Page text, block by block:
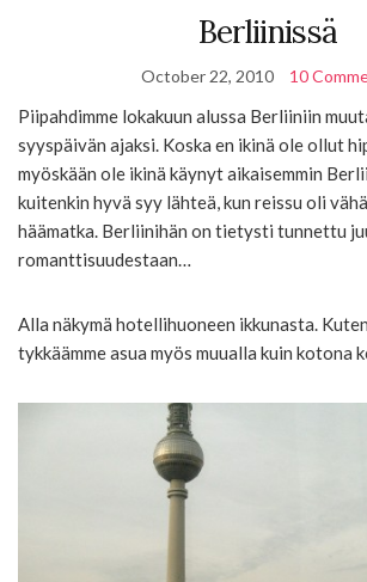
Berliinissä
October 22, 2010 10
Piipahdimme lokakuun alussa Berliiniin
syyspäivän ajaksi. Koska en ikinä ole ollut
myöskään ole ikinä käynyt aikaisemmin
kuitenkin hyvä syy lähteä, kun reissu oli
häämatka. Berliinihän on tietysti tunnettu
romanttisuudestaan…
Alla näkymä hotellihuoneen ikkunasta.
tykkäämme asua myös muualla kuin kotona